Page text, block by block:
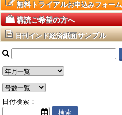
無料トライアルお申込みフォーム
購読ご希望の方へ
日刊インド経済紙面サンプル
日付検索：